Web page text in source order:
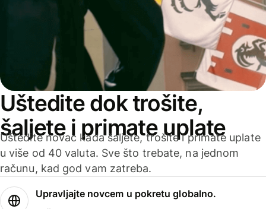
Uštedite dok trošite,
šaljete i primate uplate
Uštedite novac kada šaljete, trošite i primate uplate
u više od 40 valuta. Sve što trebate, na jednom
računu, kad god vam zatreba.
Upravljajte novcem u pokretu globalno.